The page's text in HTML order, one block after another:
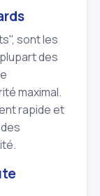
sont les
des
maximal.
rapide et